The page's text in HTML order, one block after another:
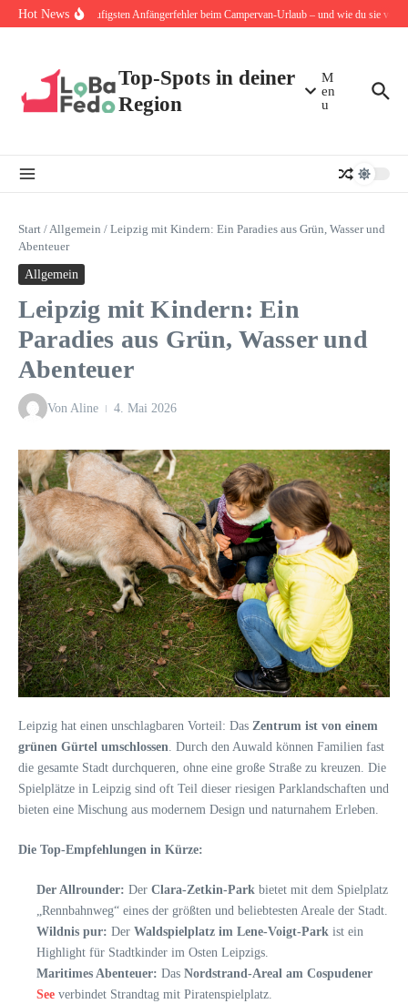
Zum Inhalt springen
Hot NewsDie 10 häufigsten Anfängerfehler beim Campervan-Urlaub – und wie du sie von
Top-Spots in deiner
Region
M
en
u
Start /Allgemein / Leipzig mit Kindern: Ein Paradies aus Grün, Wasser und
Abenteuer
Allgemein
Leipzig mit Kindern: Ein
Paradies aus Grün, Wasser und
Abenteuer
Von Aline 4. Mai 2026
Leipzig hat einen unschlagbaren Vorteil: Das Zentrum ist von einem
grünen Gürtel umschlossen. Durch den Auwald können Familien fast
die gesamte Stadt durchqueren, ohne eine große Straße zu kreuzen. Die
Spielplätze in Leipzig sind oft Teil dieser riesigen Parklandschaften und
bieten eine Mischung aus modernem Design und naturnahem Erleben.
Die Top-Empfehlungen in Kürze:
Der Allrounder: Der Clara-Zetkin-Park bietet mit dem Spielplatz
„Rennbahnweg“ eines der größten und beliebtesten Areale der Stadt.
Wildnis pur: Der Waldspielplatz im Lene-Voigt-Park ist ein
Highlight für Stadtkinder im Osten Leipzigs.
Maritimes Abenteuer: Das Nordstrand-Areal am Cospudener
See verbindet Strandtag mit Piratenspielplatz.